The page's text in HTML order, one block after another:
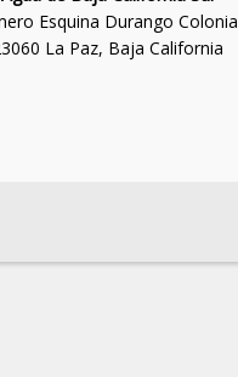
Esquina Durango Colonia
La Paz, Baja California